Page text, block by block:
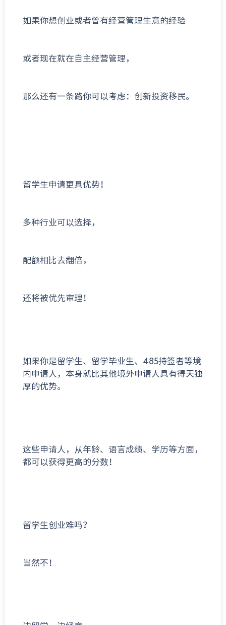
如果你想创业或者曾有经营管理生意的经验
或者现在就在自主经营管理，
那么还有一条路你可以考虑：创新投资移民。
留学生申请更具优势！
多种行业可以选择，
配额相比去翻倍，
还将被优先审理！
如果你是留学生、留学毕业生、485持签者等境
内申请人，本身就比其他境外申请人具有得天独
厚的优势。
这些申请人，从年龄、语言成绩、学历等方面，
都可以获得更高的分数！
留学生创业难吗？
当然不！